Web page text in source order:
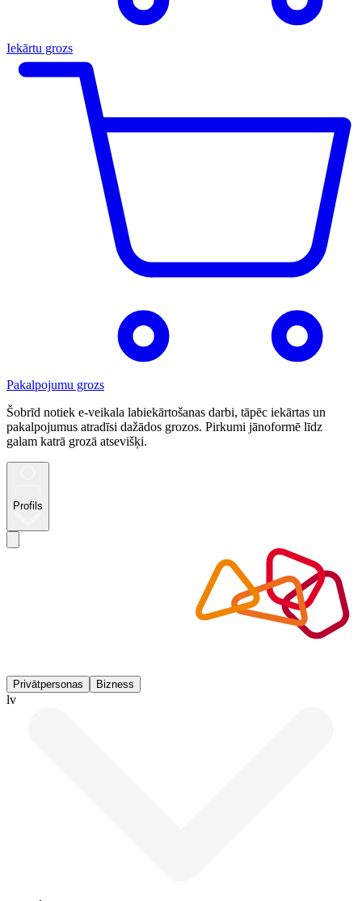
Iekārtu grozs
Pakalpojumu grozs
Šobrīd notiek e-veikala labiekārtošanas darbi, tāpēc iekārtas un
pakalpojumus atradīsi dažādos grozos. Pirkumi jānoformē līdz
galam katrā grozā atsevišķi.
Profils
Privātpersonas Bizness
lv